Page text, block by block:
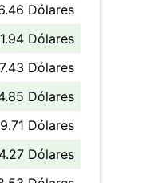
Dólares
Dólares
Dólares
Dólares
Dólares
Dólares